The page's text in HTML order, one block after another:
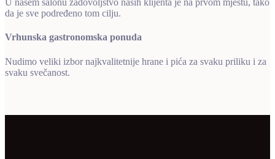
U našem salonu zadovoljstvo naših klijenta je na prvom mjestu, tako
da je sve podređeno tom cilju.
Vrhunska gastronomska ponuda
Nudimo veliki izbor najkvalitetnije hrane i pića za svaku priliku i za
svaku svečanost.